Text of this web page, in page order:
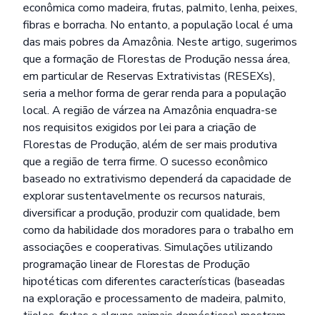
econômica como madeira, frutas, palmito, lenha, peixes,
fibras e borracha. No entanto, a população local é uma
das mais pobres da Amazônia. Neste artigo, sugerimos
que a formação de Florestas de Produção nessa área,
em particular de Reservas Extrativistas (RESEXs),
seria a melhor forma de gerar renda para a população
local. A região de várzea na Amazônia enquadra-se
nos requisitos exigidos por lei para a criação de
Florestas de Produção, além de ser mais produtiva
que a região de terra firme. O sucesso econômico
baseado no extrativismo dependerá da capacidade de
explorar sustentavelmente os recursos naturais,
diversificar a produção, produzir com qualidade, bem
como da habilidade dos moradores para o trabalho em
associações e cooperativas. Simulações utilizando
programação linear de Florestas de Produção
hipotéticas com diferentes características (baseadas
na exploração e processamento de madeira, palmito,